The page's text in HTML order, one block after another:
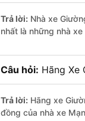
Trả lời: Nhà xe
nhất là những nhà
Câu hỏi: Hãng Xe
Trả lời: Hãng xe
đồng của nhà xe